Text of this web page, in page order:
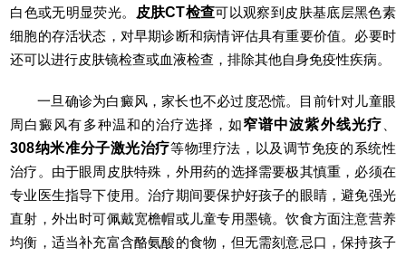
白色或无明显荧光。
皮肤CT检查可以观察到皮肤基底层黑色素
细胞的存活状态，对早期诊断和病情评估具有重要价值。必要时
还可以进行皮肤镜检查或血液检查，排除其他自身免疫性疾病。
一旦确诊为白癜风，家长也不必过度恐慌。目前针对儿童眼
周白癜风有多种温和的治疗选择，如窄谱中波紫外线光疗
308纳米准分子激光治疗等物理疗法，以及调节免疫的系统性
治疗。由于眼周皮肤特殊，外用药的选择需要极其慎重，必须在
专业医生指导下使用。治疗期间要保护好孩子的眼睛，避免强光
直射，外出时可佩戴宽檐帽或儿童专用墨镜。饮食方面注意营养
均衡，适当补充富含酪氨酸的食物，但无需刻意忌口，保持孩子